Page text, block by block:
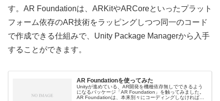
す。AR Foundationは、ARKitやARCoreといったプラット
フォーム依存のAR技術をラッピングしつつ同一のコード
で作成できる仕組みで、Unity Package Managerから入手
することができます。
AR Foundationを使ってみた
Unityが進めている、AR開発を機種依存無しでできるよう
になるパッケージ「AR Foundation」を触ってみました。
AR Foundationは、本来別々にコーディングしなければな